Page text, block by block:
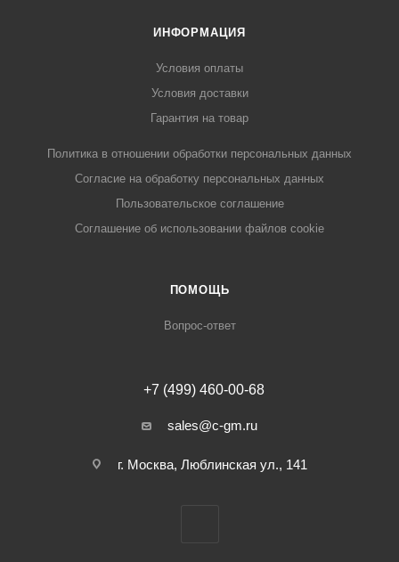
ИНФОРМАЦИЯ
Условия оплаты
Условия доставки
Гарантия на товар
Политика в отношении обработки персональных данных
Cогласие на обработку персональных данных
Пользовательское соглашение
Cоглашение об использовании файлов cookie
ПОМОЩЬ
Вопрос-ответ
+7 (499) 460-00-68
sales@c-gm.ru
г. Москва, Люблинская ул., 141